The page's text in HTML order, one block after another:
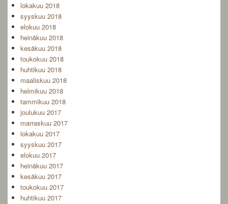
lokakuu 2018
syyskuu 2018
elokuu 2018
heinäkuu 2018
kesäkuu 2018
toukokuu 2018
huhtikuu 2018
maaliskuu 2018
helmikuu 2018
tammikuu 2018
joulukuu 2017
marraskuu 2017
lokakuu 2017
syyskuu 2017
elokuu 2017
heinäkuu 2017
kesäkuu 2017
toukokuu 2017
huhtikuu 2017